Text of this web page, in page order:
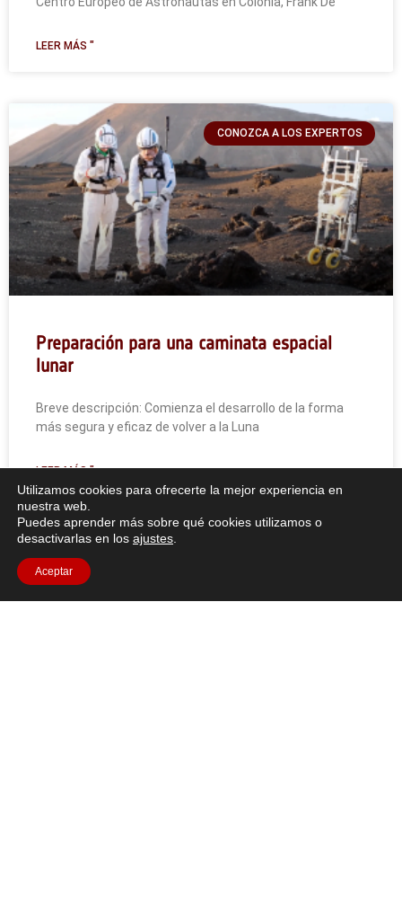
LEER MÁS "
CONOZCA A LOS EXPERTOS
Preparación para una caminata espacial
lunar
Breve descripción: Comienza el desarrollo de la forma
más segura y eficaz de volver a la Luna
LEER MÁS "
Utilizamos cookies para ofrecerte la mejor experiencia en
nuestra web.
Puedes aprender más sobre qué cookies utilizamos o
desactivarlas en los ajustes
Aceptar